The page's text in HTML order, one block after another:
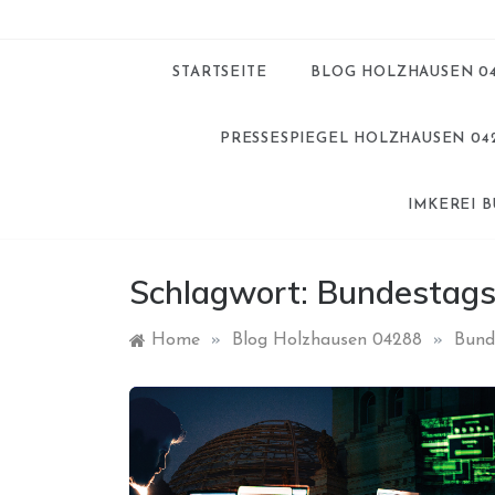
STARTSEITE BLOG HOLZHAUSEN
PRESSESPIEGEL HOLZHAUSEN
IMKEREI
Schlagwort:
Home » Blog Holzhausen 04288 »